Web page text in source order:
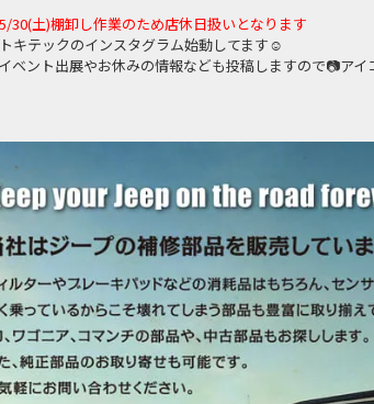
5/30(土)棚卸し作業のため店休日扱いとなります
キテックのインスタグラム始動してます☺
やお休みの情報なども投稿しますので📷アイコ